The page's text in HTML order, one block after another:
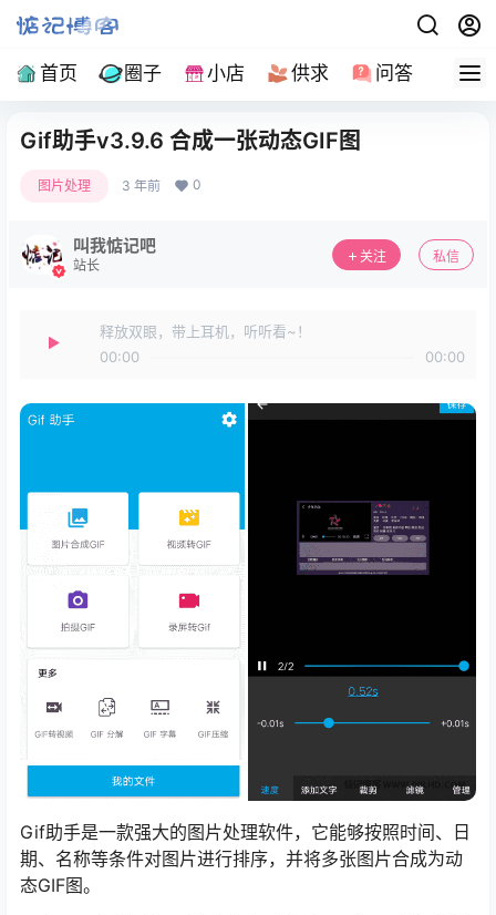
首页 圈子 小店 供求 问答 导航
Gif助手v3.9.6 合成一张动态GIF图
图片处理 3 年前 0
叫我惦记吧
站长
关注 私信
释放双眼，带上耳机，听听看~！
00:00
00:00
Gif助手是一款强大的图片处理软件，它能够按照时间、日
期、名称等条件对图片进行排序，并将多张图片合成为动
态GIF图。